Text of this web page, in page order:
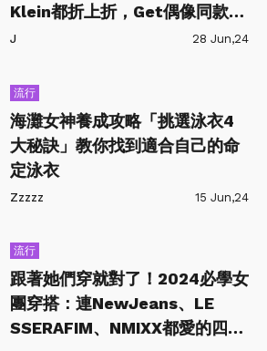
Klein都折上折，Get偶像同款趁
現在
J 28 Jun,24
流行
海灘女神養成攻略「挑選泳衣4
大秘訣」教你找到適合自己的命
定泳衣
Zzzzz 15 Jun,24
流行
跟著她們穿就對了！2024必學女
團穿搭：連NewJeans、LE
SSERAFIM、NMIXX都愛的四大